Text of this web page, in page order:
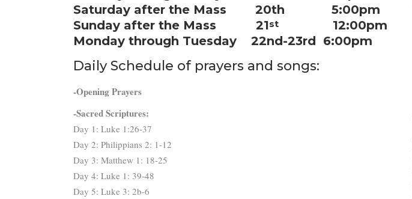
Saturday after the Mass 20th 5:00pm
Sunday after the Mass 21st
12:00pm
Monday through Tuesday 22nd-23rd 6:00pm
Daily Schedule of prayers and songs:
-Opening Prayers
-Sacred Scriptures:
Day 1: Luke 1:26-37
Day 2: Philippians 2: 1-12
Day 3: Matthew 1: 18-25
Day 4: Luke 1: 39-48
Day 5: Luke 3: 2b-6